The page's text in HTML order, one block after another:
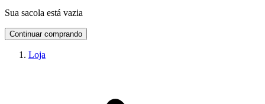
Sua sacola está vazia
Continuar comprando
Loja